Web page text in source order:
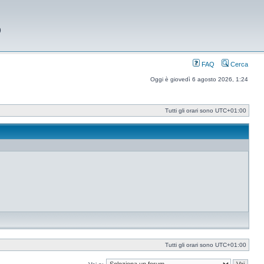
FAQ Cerca
Oggi è giovedì 6 agosto 2026, 1:24
Tutti gli orari sono UTC+01:00
Tutti gli orari sono UTC+01:00